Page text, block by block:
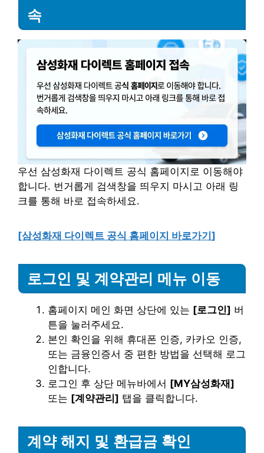
속
우선 삼성화재 다이렉트 공식 홈페이지로 이동해야
합니다. 번거롭게 검색창을 띄우지 마시고 아래 링
크를 통해 바로 접속하세요.
[삼성화재 다이렉트 공식 홈페이지 바로가기 ]
로그인 및 계약관리 메뉴 이동
홈페이지 메인 화면 상단에 있는 [로그인] 버
튼을 눌러주세요.
본인 확인을 위해 휴대폰 인증, 카카오 인증,
또는 금융인증서 중 편한 방법을 선택해 로그
인합니다.
로그인 후 상단 메뉴바에서 [MY삼성화재]
또는 [계약관리] 탭을 클릭합니다.
계약 해지 및 환급금 확인